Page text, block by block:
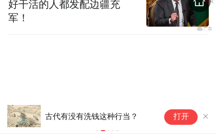
古代有没有洗钱这种行当？ 打开
好干活的人都发配边疆充
军！